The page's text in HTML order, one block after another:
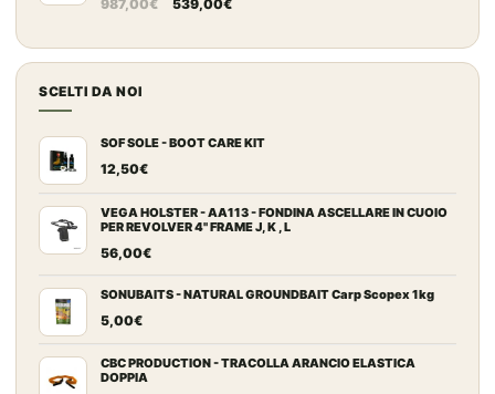
89,00€.84,00€.
987,00€
originale
539,00€
attuale
SCELTI DA NOI
SOF SOLE - BOOT CARE KIT
12,50€
VEGA HOLSTER - AA113 - FONDINA ASCELLARE IN CUOIO
PER REVOLVER 4" FRAME J, K , L
56,00€
SONUBAITS - NATURAL GROUNDBAIT Carp Scopex 1kg
5,00€
CBC PRODUCTION - TRACOLLA ARANCIO ELASTICA
DOPPIA